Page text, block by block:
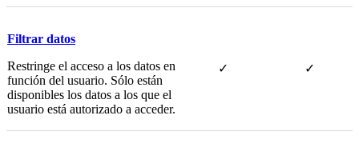
Filtrar datos
Restringe el acceso a los datos en
función del usuario. Sólo están
disponibles los datos a los que el
usuario está autorizado a acceder.
✓ ✓